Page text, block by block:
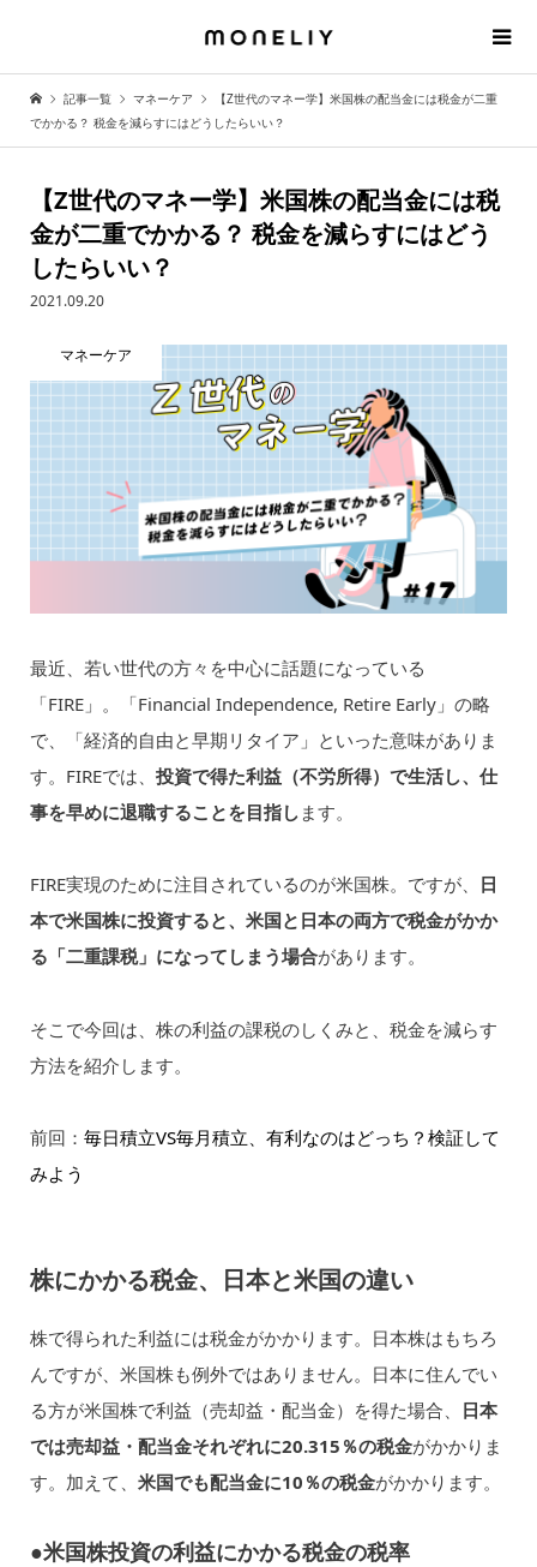
記事一覧 マネーケア
【Z世代のマネー学】米国株の配当金には税金が二重
でかかる？ 税金を減らすにはどうしたらいい？
【Z世代のマネー学】米国株の配当金には税
金が二重でかかる？ 税金を減らすにはどう
したらいい？
2021.09.20
マネーケア
最近、若い世代の方々を中心に話題になっている
「FIRE」。「Financial Independence, Retire Early」の略
で、「経済的自由と早期リタイア」といった意味がありま
す。FIREでは、 投資で得た利益（不労所得）で生活し、仕
事を早めに退職することを目指し ます。
FIRE実現のために注目されているのが米国株。ですが、
日
本で米国株に投資すると、米国と日本の両方で税金がかか
る「二重課税」になってしまう場合があります。
そこで今回は、株の利益の課税のしくみと、税金を減らす
方法を紹介します。
前回： 毎日積立VS毎月積立、有利なのはどっち？検証して
みよう
株にかかる税金、日本と米国の違い
株で得られた利益には税金がかかります。日本株はもちろ
んですが、米国株も例外ではありません。日本に住んでい
る方が米国株で利益（売却益・配当金）を得た場合、
日本
では売却益・配当金それぞれに20.315％の税金がかかりま
す。加えて、 米国でも配当金に10％の税金がかかります。
●米国株投資の利益にかかる税金の税率